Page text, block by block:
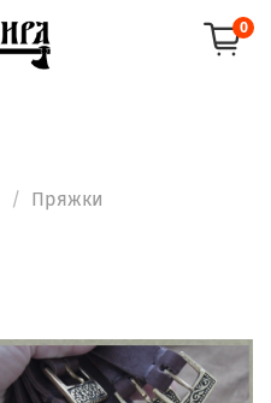
0
Пряжки